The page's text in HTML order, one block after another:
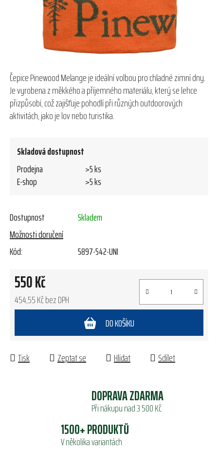
Čepice Pinewood Melange je ideální volbou pro chladné zimní dny.
Je vyrobena z měkkého a příjemného materiálu, který se lehce
přizpůsobí, což zajišťuje pohodlí při různých outdoorových
aktivitách, jako je lov nebo turistika.
Skladová dostupnost
Prodejna
>5 ks
E-shop
>5 ks
Dostupnost
Skladem
Možnosti doručení
Kód:
5897-542-UNI
550 Kč
454,55 Kč bez DPH
DO KOŠÍKU
Tisk Zeptat se Hlídat Sdílet
DOPRAVA ZDARMA
Při nákupu nad 3 500 Kč
1500+ PRODUKTŮ
V několika variantách